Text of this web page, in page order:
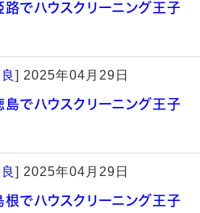
路でハウスクリーニング王子
] 2025年04月29日
島でハウスクリーニング王子
] 2025年04月29日
根でハウスクリーニング王子